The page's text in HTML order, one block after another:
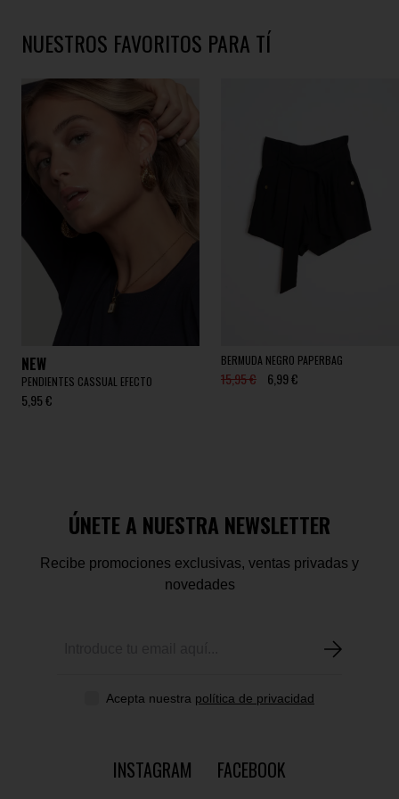
NUESTROS FAVORITOS PARA TÍ
NEW
PENDIENTES CASSUAL EFECTO
5,95 €
BERMUDA NEGRO PAPERBAG
15,95 € 6,99 €
ÚNETE A NUESTRA NEWSLETTER
Recibe promociones exclusivas, ventas privadas y
novedades
Acepta nuestra política de privacidad
INSTAGRAM FACEBOOK